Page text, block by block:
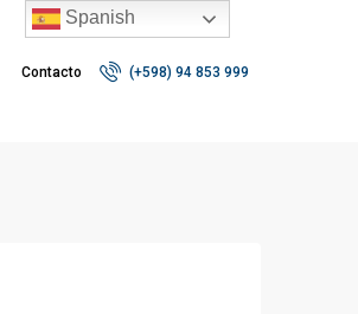
Contacto (+598) 94 853 999
Spanish